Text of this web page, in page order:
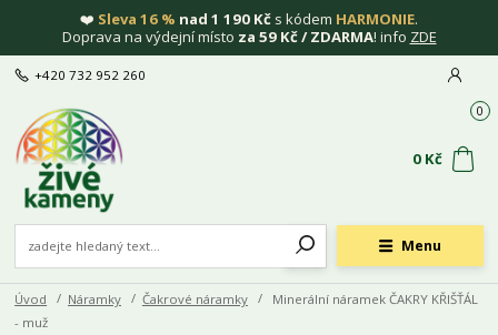
❤️ Sleva 16 % nad 1 190 Kč s kódem HARMONIE.
Doprava na výdejní místo za 59 Kč / ZDARMA! info ZDE
Menu
+420 732 952 260
0
0 Kč
Úvod Náramky Čakrové náramky
Minerální náramek ČAKRY KŘIŠŤÁL
- muž